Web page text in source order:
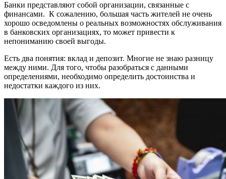
Банки представляют собой организации, связанные с
финансами. К сожалению, большая часть жителей не очень
хорошо осведомлены о реальных возможностях обслуживания
в банковских организациях, то может привести к
непониманию своей выгоды.
Есть два понятия: вклад и депозит. Многие не знаю разницу
между ними. Для того, чтобы разобраться с данными
определениями, необходимо определить достоинства и
недостатки каждого из них.